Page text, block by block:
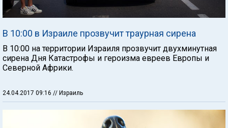
В 10:00 в Израиле прозвучит траурная сирена
В 10:00 на территории Израиля прозвучит двухминутная
сирена Дня Катастрофы и героизма евреев Европы и
Северной Африки.
24.04.2017 09:16 // Израиль